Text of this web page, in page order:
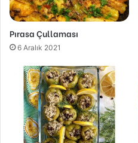
Pırasa Çullaması
6 Aralık 2021